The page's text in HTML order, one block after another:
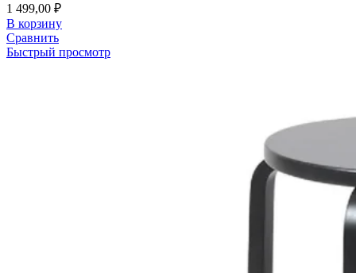
1 499,00 ₽
В корзину
Сравнить
Быстрый просмотр